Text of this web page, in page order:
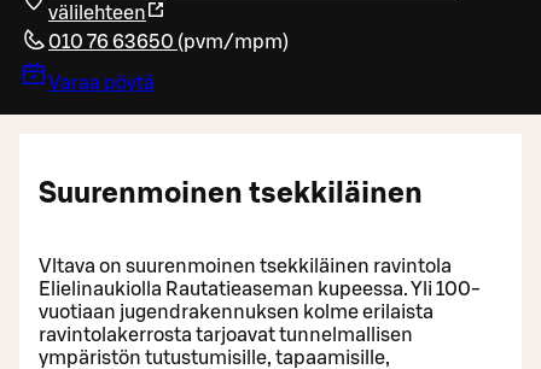
välilehteen
010 76 63650 (pvm/mpm)
Varaa pöytä
Suurenmoinen tsekkiläinen
Vltava on suurenmoinen tsekkiläinen ravintola
Elielinaukiolla Rautatieaseman kupeessa. Yli 100-
vuotiaan jugendrakennuksen kolme erilaista
ravintolakerrosta tarjoavat tunnelmallisen
ympäristön tutustumisille, tapaamisille,